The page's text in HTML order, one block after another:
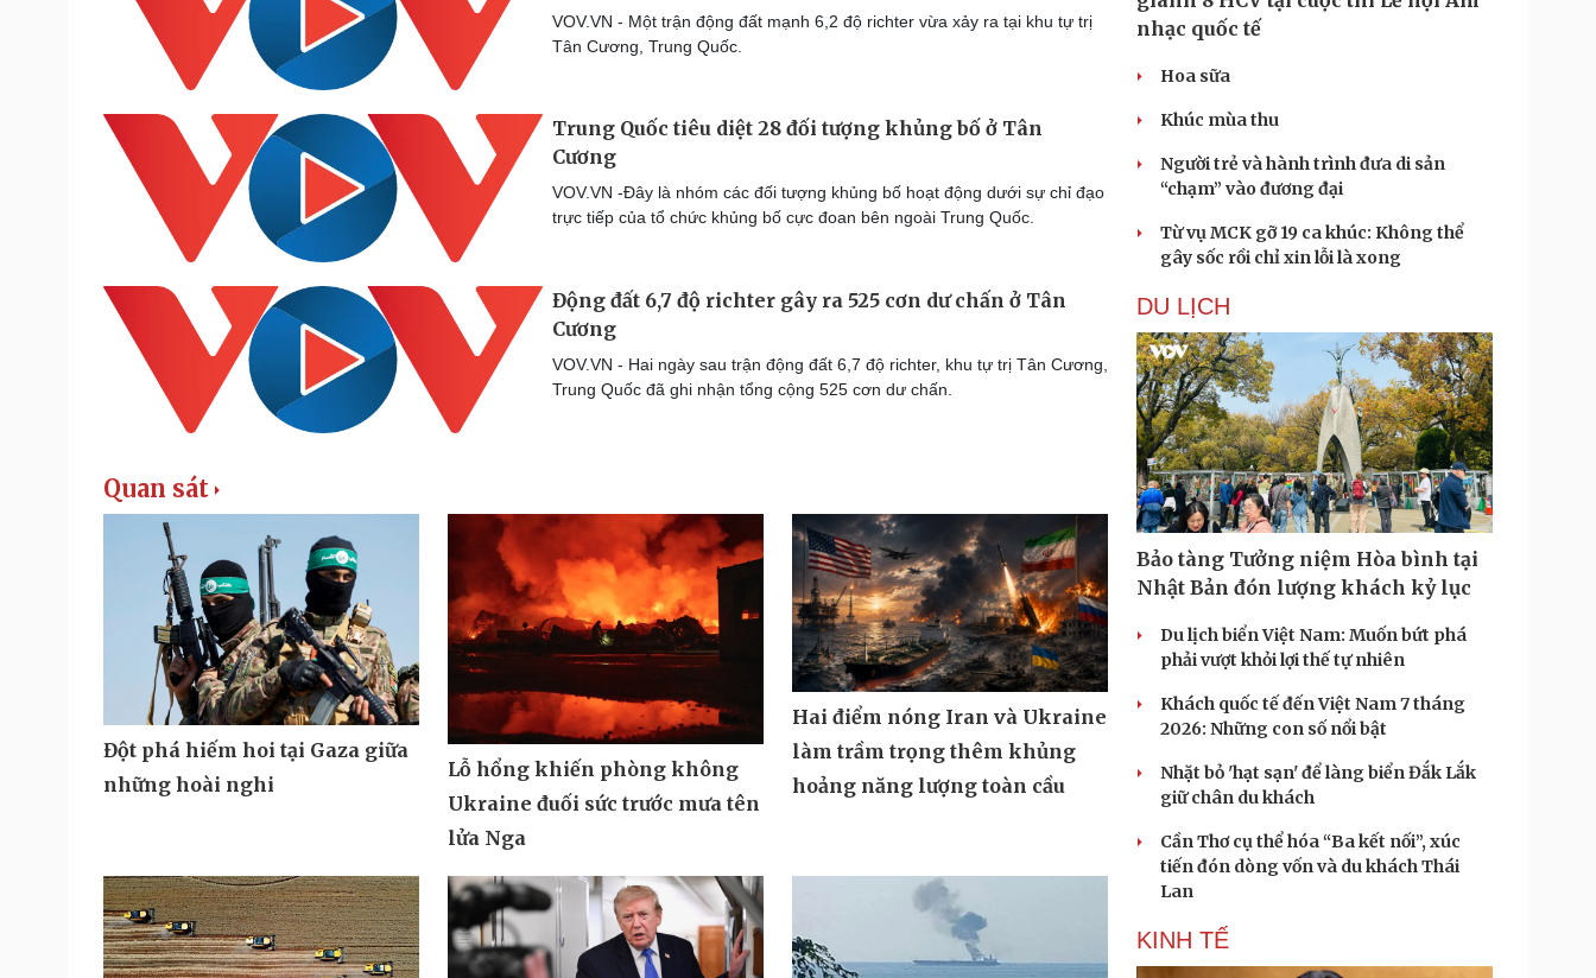
VOV.VN - Một trận động đất mạnh 6,2 độ richter vừa xảy ra tại khu tự trị
Tân Cương, Trung Quốc.
Trung Quốc tiêu diệt 28 đối tượng khủng bố ở Tân
Cương
VOV.VN -Đây là nhóm các đối tượng khủng bố hoạt động dưới sự chỉ đạo
trực tiếp của tổ chức khủng bố cực đoan bên ngoài Trung Quốc.
Động đất 6,7 độ richter gây ra 525 cơn dư chấn ở Tân
Cương
VOV.VN - Hai ngày sau trận động đất 6,7 độ richter, khu tự trị Tân Cương,
Trung Quốc đã ghi nhận tổng cộng 525 cơn dư chấn.
Quan sát
Đột phá hiếm hoi tại Gaza giữa
những hoài nghi
Lỗ hổng khiến phòng không
Ukraine đuối sức trước mưa tên
lửa Nga
Hai điểm nóng Iran và Ukraine
làm trầm trọng thêm khủng
hoảng năng lượng toàn cầu
nhạc quốc tế
Hoa sữa
Khúc mùa thu
Người trẻ và hành trình đưa di sản
“chạm” vào đương đại
Từ vụ MCK gỡ 19 ca khúc: Không thể
gây sốc rồi chỉ xin lỗi là xong
DU LỊCH
Bảo tàng Tưởng niệm Hòa bình tại
Nhật Bản đón lượng khách kỷ lục
Du lịch biển Việt Nam: Muốn bứt phá
phải vượt khỏi lợi thế tự nhiên
Khách quốc tế đến Việt Nam 7 tháng
2026: Những con số nổi bật
Nhặt bỏ 'hạt sạn' để làng biển Đắk Lắk
giữ chân du khách
Cần Thơ cụ thể hóa “Ba kết nối”, xúc
tiến đón dòng vốn và du khách Thái
Lan
KINH TẾ